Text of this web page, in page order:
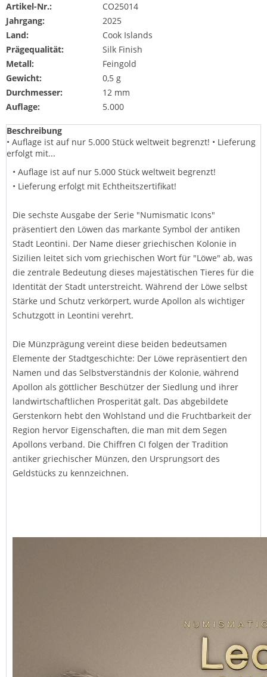
Artikel-Nr.:
CO25014
Jahrgang:
2025
Land:
Cook Islands
Prägequalität:
Silk Finish
Metall:
Feingold
Gewicht:
0,5 g
Durchmesser:
12 mm
Auflage:
5.000
Beschreibung
• Auflage ist auf nur 5.000 Stück weltweit begrenzt! • Lieferung
erfolgt mit...
• Auflage ist auf nur 5.000 Stück weltweit begrenzt!
• Lieferung erfolgt mit Echtheitszertifikat!
Die sechste Ausgabe der Serie "Numismatic Icons"
präsentiert den Löwen das markante Symbol der antiken
Stadt Leontini. Der Name dieser griechischen Kolonie in
Sizilien leitet sich vom griechischen Wort für "Löwe" ab, was
die zentrale Bedeutung dieses majestätischen Tieres für die
Identität der Stadt unterstreicht. Während der Löwe selbst
Stärke und Schutz verkörpert, wurde Apollon als wichtiger
Schutzgott in Leontini verehrt.
Die Münzprägung vereint diese beiden bedeutsamen
Elemente der Stadtgeschichte: Der Löwe repräsentiert den
Namen und das Selbstverständnis der Kolonie, während
Apollon als göttlicher Beschützer der Siedlung und ihrer
landwirtschaftlichen Prosperität galt. Das abgebildete
Gerstenkorn hebt den Wohlstand und die Fruchtbarkeit der
Region hervor Eigenschaften, die man mit dem Segen
Apollons verband. Die Chiffren CI folgen der Tradition
antiker griechischer Münzen, den Ursprungsort des
Geldstücks zu kennzeichnen.